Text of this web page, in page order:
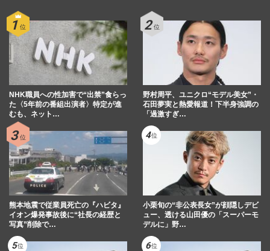
NHK職員への性加害で“出禁”食らっ
た〈5年前の番組出演者〉特定が進
むも、ネット…
野村周平、ユニクロ“モデル美女”・
石田夢実と熱愛報道！下半身強調の
「過激すぎ…
熊本地震で従業員死亡の『ハビタ』
イオン爆発事故後に“社長の経歴と
写真”削除で…
小栗旬の“非公表長女”が顔隠しデビ
ュー、透ける山田優の「スーパーモ
デルに」野…